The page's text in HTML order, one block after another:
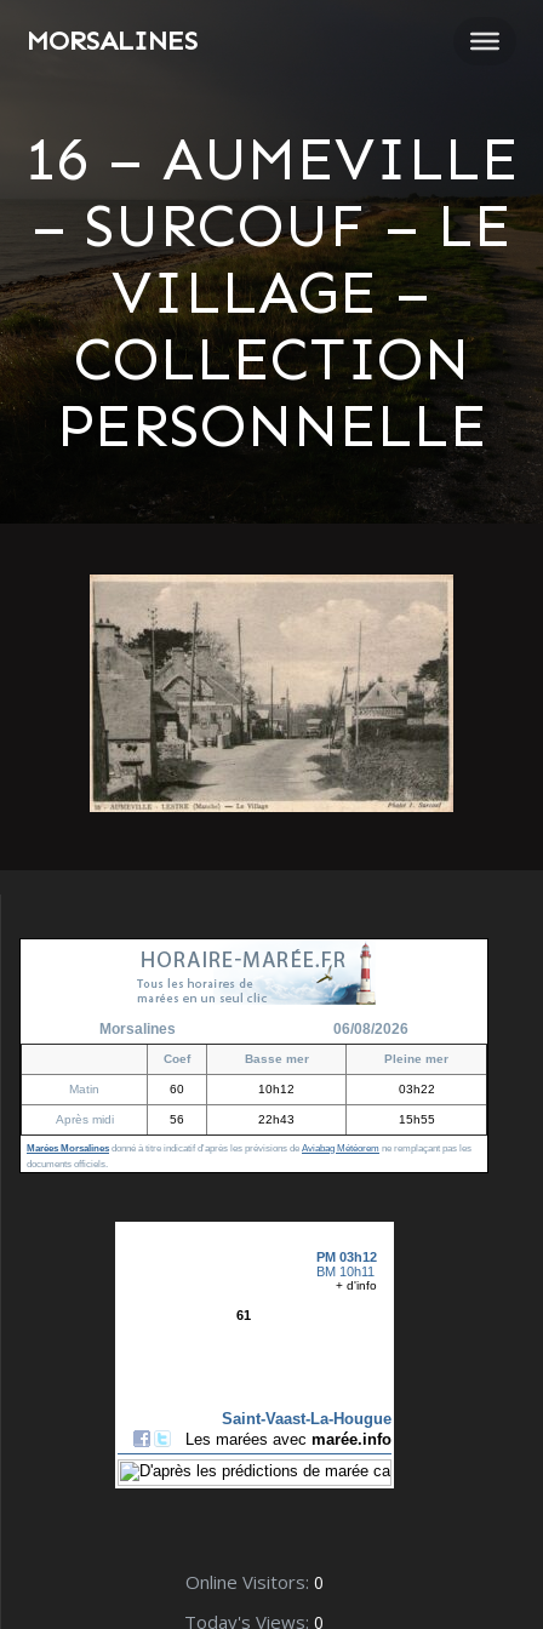
MORSALINES
16 – AUMEVILLE
– SURCOUF – LE
VILLAGE –
COLLECTION
PERSONNELLE
Morsalines 06/08/2026
Coef Basse mer Pleine mer
Matin 60 10h12 03h22
Après midi 56 22h43 15h55
Marées Morsalines donné à titre indicatif d'après les prévisions de Aviabag Météorem ne remplaçant pas les
documents officiels.
Online Visitors: 0
Today's Views: 0